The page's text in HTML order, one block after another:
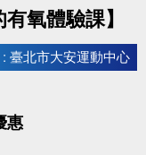
氧體驗課】
: 臺北市大安運動中心
惠